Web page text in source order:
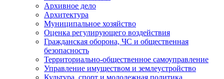
Архивное дело
Архитектура
Муниципальное хозяйство
Оценка регулирующего воздействия
Гражданская оборона, ЧС и общественная
безопасность
Территориально-общественное самоуправление
Управление имуществом и землеустройство